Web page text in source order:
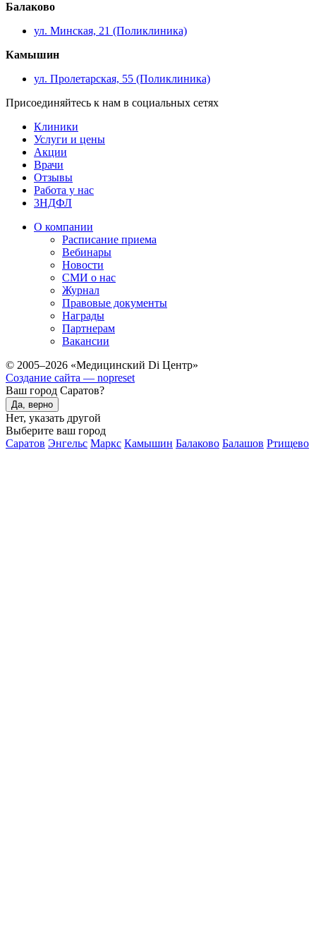
Балаково
ул. Минская, 21 (Поликлиника)
Камышин
ул. Пролетарская, 55 (Поликлиника)
Присоединяйтесь к нам в социальных сетях
Клиники
Услуги и цены
Акции
Врачи
Отзывы
Работа у нас
3НДФЛ
О компании
Расписание приема
Вебинары
Новости
СМИ о нас
Журнал
Правовые документы
Награды
Партнерам
Вакансии
© 2005–2026 «Медицинский Di Центр»
Создание сайта — nopreset
Ваш город Саратов?
Да, верно
Нет, указать другой
Выберите ваш город
Саратов Энгельс Маркс Камышин Балаково Балашов Ртищево